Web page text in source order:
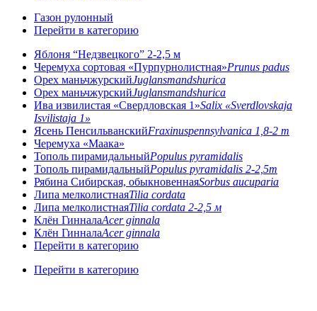
Газон рулонный
Перейти в категорию
Яблоня “Недзвецкого” 2-2,5 м
Черемуха сортовая «Пурпурнолистная»Prunus padus
Орех маньчжурскийJuglansmandshurica
Орех маньчжурскийJuglansmandshurica
Ива извилистая «Свердловская 1»Salix «Sverdlovskaja
Isvilistaja 1»
Ясень ПенсильванскийFraxinuspennsylvanica 1,8-2 m
Черемуха «Маака»
Тополь пирамидальныйPopulus pyramidalis
Тополь пирамидальныйPopulus pyramidalis 2-2,5m
Рябина Сибирская, обыкновеннаяSorbus aucuparia
Липа мелколистнаяTilia cordata
Липа мелколистнаяTilia cordata 2-2,5 м
Клён ГинналаAcer ginnala
Клён ГинналаAcer ginnala
Перейти в категорию
Перейти в категорию